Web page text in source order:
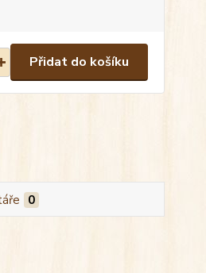
Přidat do košíku
0